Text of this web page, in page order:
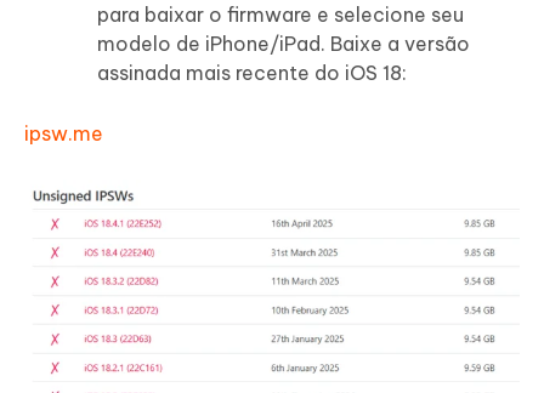
para baixar o firmware e selecione seu
modelo de iPhone/iPad. Baixe a versão
assinada mais recente do iOS 18:
ipsw.me